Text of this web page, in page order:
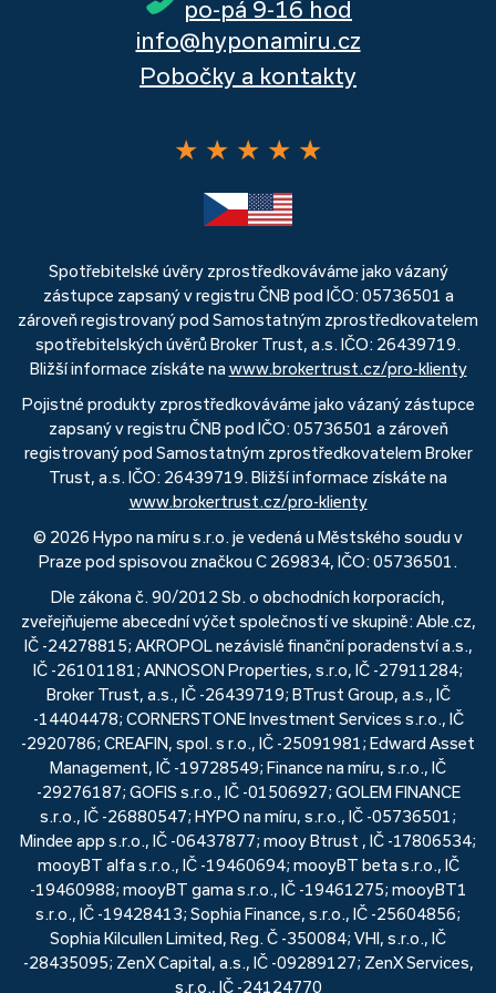
po-pá 9-16 hod
info@hyponamiru.cz
Pobočky a kontakty
★ ★ ★ ★ ★
Spotřebitelské úvěry zprostředkováváme jako vázaný
zástupce zapsaný v registru ČNB pod IČO: 05736501 a
zároveň registrovaný pod Samostatným zprostředkovatelem
spotřebitelských úvěrů Broker Trust, a.s. IČO: 26439719.
Bližší informace získáte na www.brokertrust.cz/pro-klienty
Pojistné produkty zprostředkováváme jako vázaný zástupce
zapsaný v registru ČNB pod IČO: 05736501 a zároveň
registrovaný pod Samostatným zprostředkovatelem Broker
Trust, a.s. IČO: 26439719. Bližší informace získáte na
www.brokertrust.cz/pro-klienty
© 2026 Hypo na míru s.r.o. je vedená u Městského soudu v
Praze pod spisovou značkou C 269834, IČO: 05736501.
Dle zákona č. 90/2012 Sb. o obchodních korporacích,
zveřejňujeme abecední výčet společností ve skupině: Able.cz,
IČ -24278815; AKROPOL nezávislé finanční poradenství a.s.,
IČ -26101181; ANNOSON Properties, s.r.o, IČ -27911284;
Broker Trust, a.s., IČ -26439719; BTrust Group, a.s., IČ
-14404478; CORNERSTONE Investment Services s.r.o., IČ
-2920786; CREAFIN, spol. s r.o., IČ -25091981; Edward Asset
Management, IČ -19728549; Finance na míru, s.r.o., IČ
-29276187; GOFIS s.r.o., IČ -01506927; GOLEM FINANCE
s.r.o., IČ -26880547; HYPO na míru, s.r.o., IČ -05736501;
Mindee app s.r.o., IČ -06437877; mooy Btrust , IČ -17806534;
mooyBT alfa s.r.o., IČ -19460694; mooyBT beta s.r.o., IČ
-19460988; mooyBT gama s.r.o., IČ -19461275; mooyBT1
s.r.o., IČ -19428413; Sophia Finance, s.r.o., IČ -25604856;
Sophia Kilcullen Limited, Reg. Č -350084; VHI, s.r.o., IČ
-28435095; ZenX Capital, a.s., IČ -09289127; ZenX Services,
s.r.o., IČ -24124770